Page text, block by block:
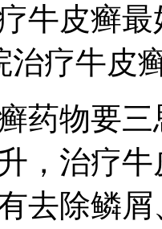
牛皮癣
治疗牛皮
物要三
，治疗
去除鳞